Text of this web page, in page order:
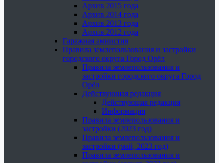
Архив 2015 года
Архив 2014 года
Архив 2013 года
Архив 2012 года
Гаражная амнистия
Правила землепользования и застройки
городского округа Город Орёл
Правила землепользования и
застройки городского округа Город
Орёл
Действующая редакция
Действующая редакция
Информация
Правила землепользования и
застройки (2023 год)
Правила землепользования и
застройки (май, 2023 год)
Правила землепользования и